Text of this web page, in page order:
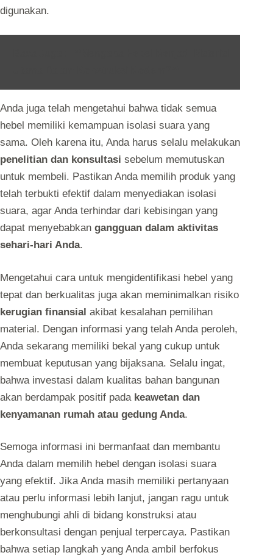
digunakan.
Anda juga telah mengetahui bahwa tidak semua
hebel memiliki kemampuan isolasi suara yang
sama. Oleh karena itu, Anda harus selalu melakukan
penelitian dan konsultasi sebelum memutuskan
untuk membeli. Pastikan Anda memilih produk yang
telah terbukti efektif dalam menyediakan isolasi
suara, agar Anda terhindar dari kebisingan yang
dapat menyebabkan gangguan dalam aktivitas
sehari-hari Anda.
Mengetahui cara untuk mengidentifikasi hebel yang
tepat dan berkualitas juga akan meminimalkan risiko
kerugian finansial akibat kesalahan pemilihan
material. Dengan informasi yang telah Anda peroleh,
Anda sekarang memiliki bekal yang cukup untuk
membuat keputusan yang bijaksana. Selalu ingat,
bahwa investasi dalam kualitas bahan bangunan
akan berdampak positif pada keawetan dan
kenyamanan rumah atau gedung Anda.
Semoga informasi ini bermanfaat dan membantu
Anda dalam memilih hebel dengan isolasi suara
yang efektif. Jika Anda masih memiliki pertanyaan
atau perlu informasi lebih lanjut, jangan ragu untuk
menghubungi ahli di bidang konstruksi atau
berkonsultasi dengan penjual terpercaya. Pastikan
bahwa setiap langkah yang Anda ambil berfokus